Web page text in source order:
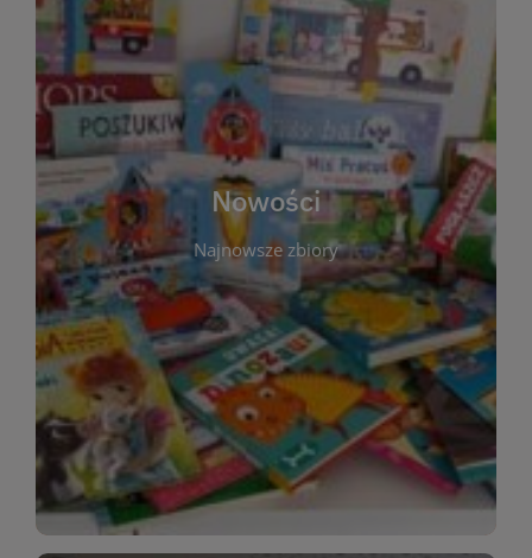
Nowości
Najnowsze zbiory
W tej sekcji prezentujemy najnowsze książki,
audiobooki oraz filmy, które właśnie trafiły do
zbiorów Miejskiej Biblioteki Publicznej w
Starachowicach. Regularnie aktualizujemy listę,
aby Czytelnicy mogli na bieżąco odkrywać świeże
tytuły i najciekawsze premiery wydawnicze. Każda
pozycja opatrzona jest krótkim opisem i
informacją o dostępności w katalogu. Zachęcamy
do częstych odwiedzin – nowości pojawiają się
niemal każdego tygodnia! Dzięki tej zakładce
zawsze będziesz wiedzieć, co warto przeczytać
jako pierwsze.
WIĘCEJ